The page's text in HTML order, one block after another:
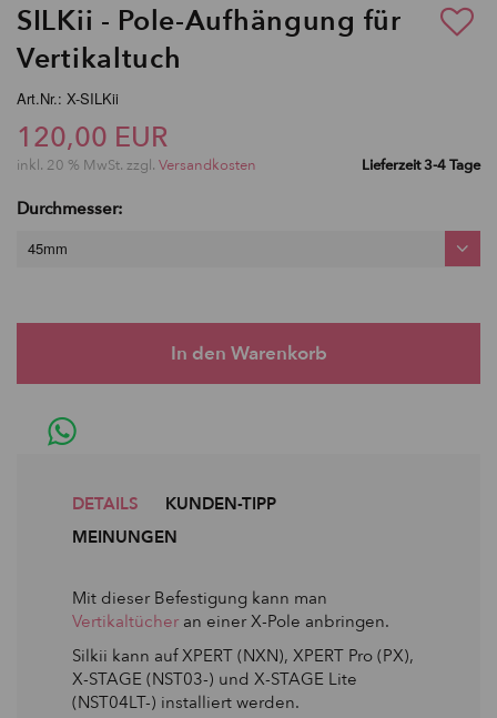
SILKii - Pole-Aufhängung für
Vertikaltuch
Art.Nr.: X-SILKii
120,00 EUR
inkl. 20 % MwSt. zzgl. Versandkosten Lieferzeit 3-4 Tage
Durchmesser:
45mm
DETAILS
KUNDEN-TIPP
MEINUNGEN
Mit dieser Befestigung kann man
Vertikaltücher an einer X-Pole anbringen.
Silkii kann auf XPERT (NXN), XPERT Pro (PX),
X-STAGE (NST03-) und X-STAGE Lite
(NST04LT-) installiert werden.